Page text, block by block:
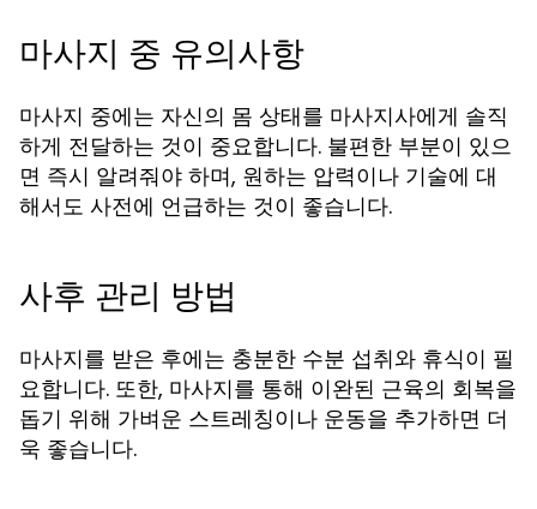
마사지 중 유의사항
마사지 중에는 자신의 몸 상태를 마사지사에게 솔직
하게 전달하는 것이 중요합니다. 불편한 부분이 있으
면 즉시 알려줘야 하며, 원하는 압력이나 기술에 대
해서도 사전에 언급하는 것이 좋습니다.
사후 관리 방법
마사지를 받은 후에는 충분한 수분 섭취와 휴식이 필
요합니다. 또한, 마사지를 통해 이완된 근육의 회복을
돕기 위해 가벼운 스트레칭이나 운동을 추가하면 더
욱 좋습니다.